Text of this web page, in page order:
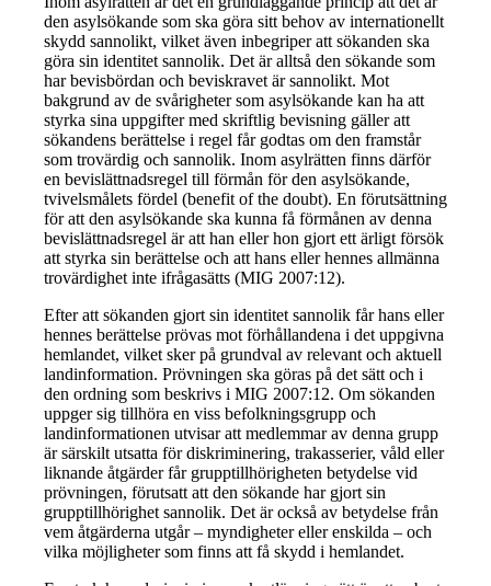
den asylsökande som ska göra sitt behov av internationellt
skydd sannolikt, vilket även inbegriper att sökanden ska
göra sin identitet sannolik. Det är alltså den sökande som
har bevisbördan och beviskravet är sannolikt. Mot
bakgrund av de svårigheter som asylsökande kan ha att
styrka sina uppgifter med skriftlig bevisning gäller att
sökandens berättelse i regel får godtas om den framstår
som trovärdig och sannolik. Inom asylrätten finns därför
en bevislättnadsregel till förmån för den asylsökande,
tvivelsmålets fördel (benefit of the doubt). En förutsättning
för att den asylsökande ska kunna få förmånen av denna
bevislättnadsregel är att han eller hon gjort ett ärligt försök
att styrka sin berättelse och att hans eller hennes allmänna
trovärdighet inte ifrågasätts (MIG 2007:12).
Efter att sökanden gjort sin identitet sannolik får hans eller
hennes berättelse prövas mot förhållandena i det uppgivna
hemlandet, vilket sker på grundval av relevant och aktuell
landinformation. Prövningen ska göras på det sätt och i
den ordning som beskrivs i MIG 2007:12. Om sökanden
uppger sig tillhöra en viss befolkningsgrupp och
landinformationen utvisar att medlemmar av denna grupp
är särskilt utsatta för diskriminering, trakasserier, våld eller
liknande åtgärder får grupptillhörigheten betydelse vid
prövningen, förutsatt att den sökande har gjort sin
grupptillhörighet sannolik. Det är också av betydelse från
vem åtgärderna utgår – myndigheter eller enskilda – och
vilka möjligheter som finns att få skydd i hemlandet.